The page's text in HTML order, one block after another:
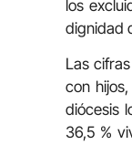
los
dignidad
Las
con
diócesis
36,5 %